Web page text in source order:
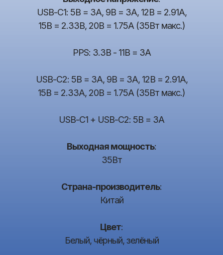
USB-C1: 5В = 3А, 9В = 3А, 12В = 2.91А,
15В = 2.33В, 20В = 1.75А (35Вт макс.)
PPS: 3.3В - 11В = 3А
USB-C2: 5В = 3А, 9В = 3А, 12В = 2.91А,
15В = 2.33А, 20В = 1.75А (35Вт макс.)
USB-C1 + USB-C2: 5В = 3А
Выходная мощность:
35Вт
Страна-производитель:
Китай
Цвет:
Белый, чёрный, зелёный